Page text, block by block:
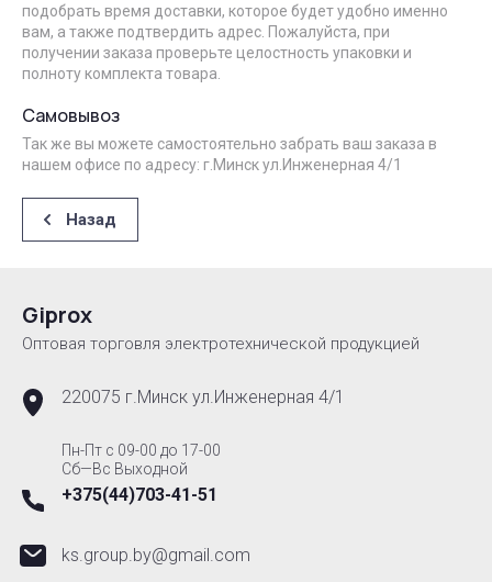
подобрать время доставки, которое будет удобно именно
вам, а также подтвердить адрес. Пожалуйста, при
получении заказа проверьте целостность упаковки и
полноту комплекта товара.
Самовывоз
Так же вы можете самостоятельно забрать ваш заказа в
нашем офисе по адресу: г.Минск ул.Инженерная 4/1
Назад
Giprox
Оптовая торговля электротехнической продукцией
220075 г.Минск ул.Инженерная 4/1
Пн-Пт с 09-00 до 17-00
Сб—Вс Выходной
+375(44)703-41-51
ks.group.by@gmail.com